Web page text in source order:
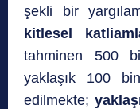
şekli bir
kitlesel
tahminen 500
yaklaşık 100
edilmekte;